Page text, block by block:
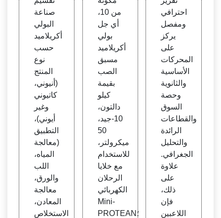
حصته
واتجا
هات ا
لأسعا
ر وتق
رير ال
صناع
ة العال
مية 2
027 |
MRF
R
صناعة
البولي
أكريلاميد
حسب
نوع
المنتج
(أنيوني،
كاتيوني
وغير
أيوني)،
التطبيق
(معالجة
المياه،
اللب
والورق،
معالجة
المعادن،
الاستخلاص
من k
D™
Mini-
PRO
TEA
N® T
GX
™، 1
0 بئر،
50 مي
كرولت
ر #45
6903
4 | أب
حاث
علوم
الحياة
| Bio-
من 10،
أي جل
بولي
أكريلاميد
مسبق
الصب
بقيمة
كيلو
دالتون،
10-جيد،
50
ميكرولتر،
للاستخدام
مع خلايا
الرحلان
الكهربائي
Mini-
PROTEAN؛
توقعا
ت الع
المية
حتى
عام 2
028
احترافي
ومفصل
يركز
على
المحركات
الأساسية
والثانوية
وحصة
السوق
والقطاعات
الرائدة
والتحليل
الجغرافي.
علاوة
على
ذلك،
فإن
اللاعبين